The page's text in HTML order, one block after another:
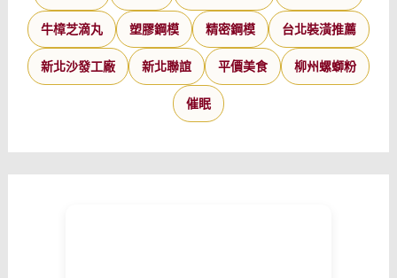
牛樟芝滴丸 塑膠鋼模 精密鋼模 台北裝潢推薦
新北沙發工廠 新北聯誼 平價美食 柳州螺螄粉
催眠